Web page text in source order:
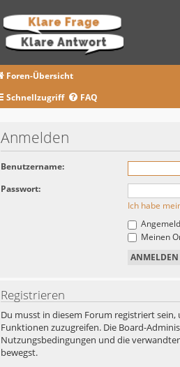
Foren-Übersicht
Schnellzugriff
FAQ
Anmelden
Benutzername:
Passwort:
Ich habe
Meinen
Registrieren
Du musst in diesem Forum registriert
Funktionen zuzugreifen. Die Board-
Nutzungsbedingungen und die
bewegst.